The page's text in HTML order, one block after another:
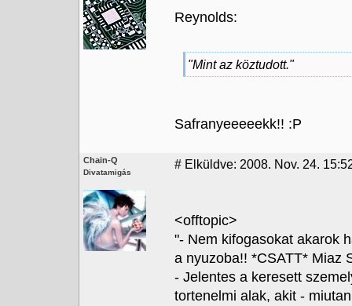
Reynolds:
"Mint az köztudott."
Safranyeeeeekk!! :P
Chain-Q
Divatamigás
# Elküldve: 2008. Nov. 24.
<offtopic>
"- Nem kifogasokat akarok
a nyuzoba!! *CSATT* Miaz
- Jelentes a keresett
tortenelmi alak, akit -